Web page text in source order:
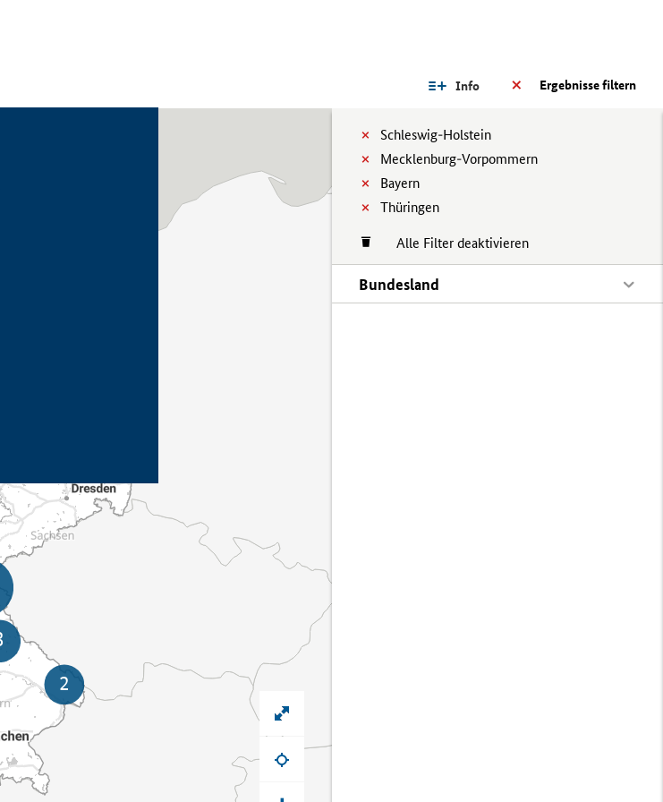
Ergebnisse filtern
Info
Schleswig-Holstein
Mecklenburg-Vorpommern
Bayern
Thüringen
Alle Filter deaktivieren
Bundesland